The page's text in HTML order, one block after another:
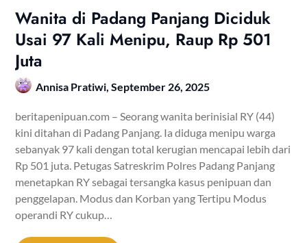
Wanita di Padang Panjang Diciduk
Usai 97 Kali Menipu, Raup Rp 501
Juta
Annisa Pratiwi,September 26, 2025
beritapenipuan.com – Seorang wanita berinisial RY (44)
kini ditahan di Padang Panjang. Ia diduga menipu warga
sebanyak 97 kali dengan total kerugian mencapai lebih dari
Rp 501 juta. Petugas Satreskrim Polres Padang Panjang
menetapkan RY sebagai tersangka kasus penipuan dan
penggelapan. Modus dan Korban yang Tertipu Modus
operandi RY cukup…